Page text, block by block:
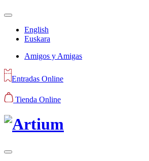
English
Euskara
Amigos y Amigas
Entradas Online
Tienda Online